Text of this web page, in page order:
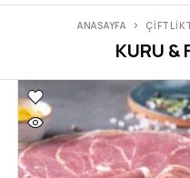
KURU &
ANASAYFA